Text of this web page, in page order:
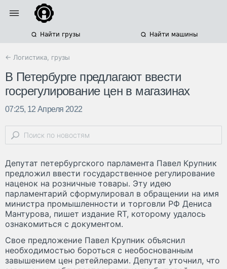
Найти грузы Найти машины
← Логистика, грузы
В Петербурге предлагают ввести
госрегулирование цен в магазинах
07:25, 12 Апреля 2022
Депутат петербургского парламента Павел Крупник
предложил ввести государственное регулирование
наценок на розничные товары. Эту идею
парламентарий сформулировал в обращении на имя
министра промышленности и торговли РФ Дениса
Мантурова, пишет издание RT, которому удалось
ознакомиться с документом.
Свое предложение Павел Крупник объяснил
необходимостью бороться с необоснованным
завышением цен ретейлерами. Депутат уточнил, что